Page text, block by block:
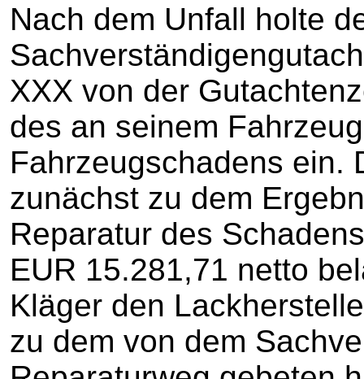
Nach dem Unfall holte
XXX von der
des an seinem
Fahrzeugschadens ein.
zunächst zu dem
Reparatur des
EUR 15.281,71 netto
Kläger den
zu dem von dem